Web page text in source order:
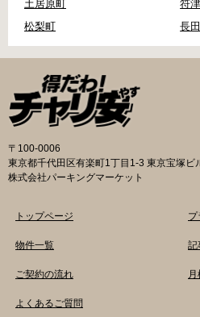
土居原町
符
松梨町
長
〒100-0006
東京都千代田区有楽町1丁目1-3 東京宝塚ビ
株式会社パーキングマーケット
トップページ
物件一覧
ご契約の流れ
よくあるご質問
プ
記